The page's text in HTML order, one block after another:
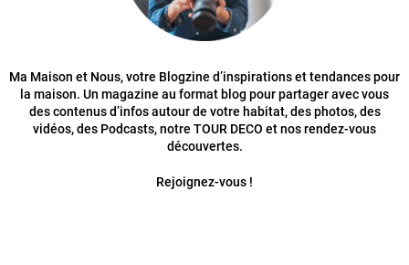
Ma Maison et Nous, votre Blogzine d’inspirations et tendances pour
la maison. Un magazine au format blog pour partager avec vous
des contenus d’infos autour de votre habitat, des photos, des
vidéos, des Podcasts, notre TOUR DECO et nos rendez-vous
découvertes.
Rejoignez-vous !